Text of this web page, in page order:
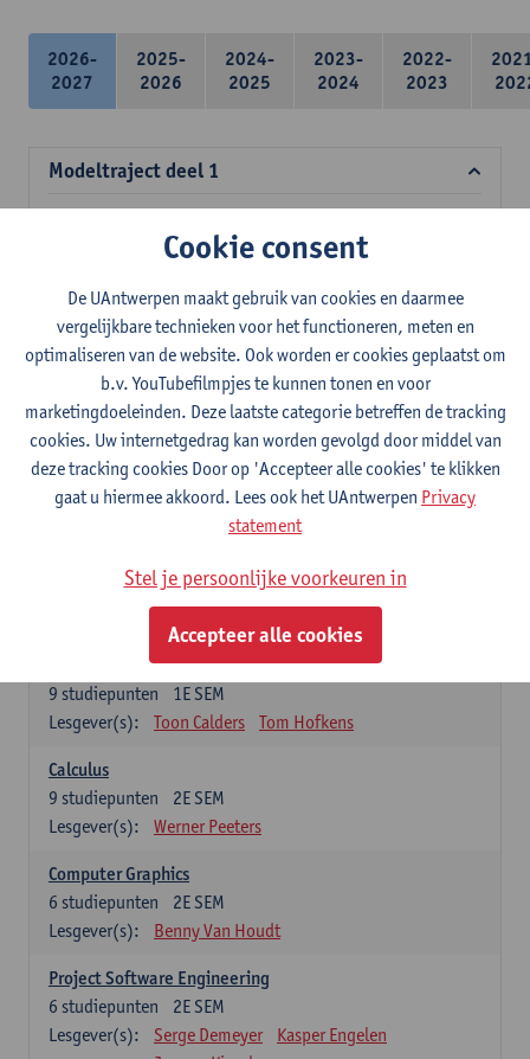
2026-
2027
2025-
2026
2024-
2025
2023-
2024
2022-
2023
Modeltraject deel 1
Computersystemen en -architectuur
1E SEM
9studiepunten
Lesgever(s):
Hans Vangheluwe
Tim Apers
Sam Pieters
Discrete wiskunde
1E SEM
studiepunten
Lesgever(s):
Stijn Symens
1E/2E SEM
studiepunten
Inleiding programmeren
1E SEM
9 studiepunten
Lesgever(s):
Toon Calders Tom Hofkens
Calculus
2E SEM
9 studiepunten
Lesgever(s):
Werner Peeters
Computer Graphics
2E SEM
6 studiepunten
Lesgever(s):
Benny Van Houdt
Project Software Engineering
2E SEM
6 studiepunten
Lesgever(s):
Serge Demeyer
Kasper Engelen
Cookie consent
De UAntwerpen maakt gebruik van cookies en daarmee
vergelijkbare technieken voor het functioneren, meten en
optimaliseren van de website. Ook worden er cookies geplaatst om
b.v. YouTubefilmpjes te kunnen tonen en voor
marketingdoeleinden. Deze laatste categorie betreffen de tracking
cookies. Uw internetgedrag kan worden gevolgd door middel van
deze tracking cookies Door op 'Accepteer alle cookies' te klikken
gaat u hiermee akkoord. Lees ook het UAntwerpen Privacy
statement
Stel je persoonlijke voorkeuren in
Accepteer alle cookies